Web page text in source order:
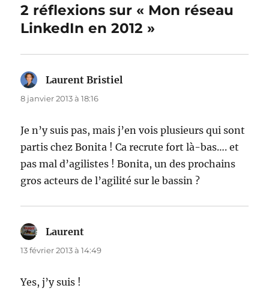
2 réflexions sur « Mon réseau
LinkedIn en 2012 »
Laurent Bristiel
8 janvier 2013 à 18:16
Je n’y suis pas, mais j’en vois plusieurs qui sont
partis chez Bonita ! Ca recrute fort là-bas…. et
pas mal d’agilistes ! Bonita, un des prochains
gros acteurs de l’agilité sur le bassin ?
Laurent
13 février 2013 à 14:49
Yes, j’y suis !